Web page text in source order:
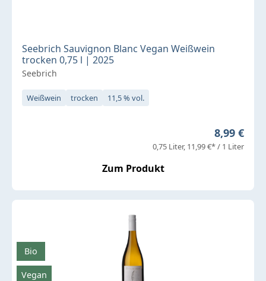
Seebrich Sauvignon Blanc Vegan Weißwein
trocken 0,75 l | 2025
Seebrich
Weißwein trocken 11,5 % vol.
Regulärer
8,99 €
0,75 Liter 11,99 €* / 1 Liter
Zum Produkt
Bio
Vegan